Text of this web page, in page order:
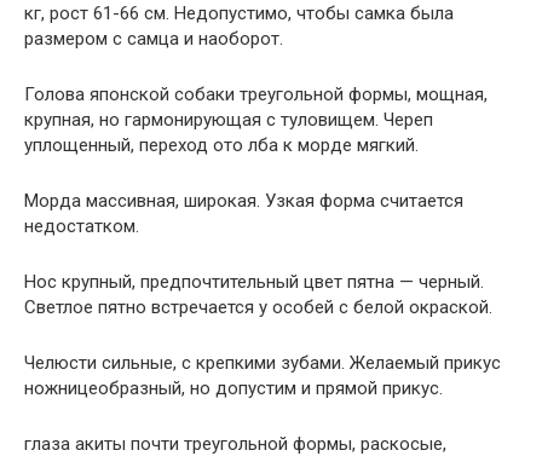
кг, рост 61-66 см. Недопустимо, чтобы самка была
размером с самца и наоборот.
Голова японской собаки треугольной формы, мощная,
крупная, но гармонирующая с туловищем. Череп
уплощенный, переход ото лба к морде мягкий.
Морда массивная, широкая. Узкая форма считается
недостатком.
Нос крупный, предпочтительный цвет пятна — черный.
Светлое пятно встречается у особей с белой окраской.
Челюсти сильные, с крепкими зубами. Желаемый прикус
ножницеобразный, но допустим и прямой прикус.
глаза акиты почти треугольной формы, раскосые,